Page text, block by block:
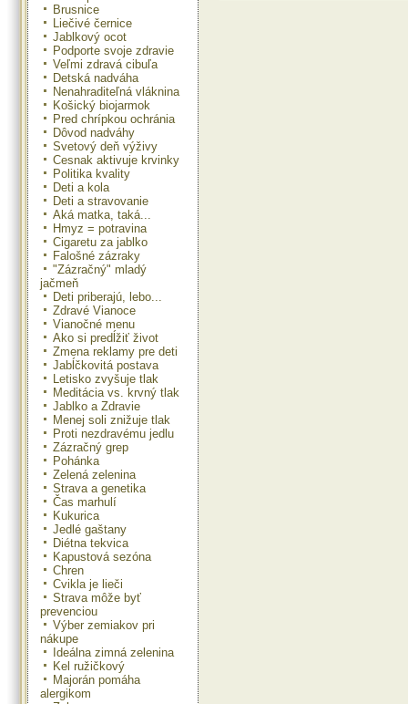
Brusnice
Liečivé černice
Jablkový ocot
Podporte svoje zdravie
Veľmi zdravá cibuľa
Detská nadváha
Nenahraditeľná vláknina
Košický biojarmok
Pred chrípkou ochránia
Dôvod nadváhy
Svetový deň výživy
Cesnak aktivuje krvinky
Politika kvality
Deti a kola
Deti a stravovanie
Aká matka, taká...
Hmyz = potravina
Cigaretu za jablko
Falošné zázraky
"Zázračný" mladý
jačmeň
Deti priberajú, lebo...
Zdravé Vianoce
Vianočné menu
Ako si predĺžiť život
Zmena reklamy pre deti
Jabĺčkovitá postava
Letisko zvyšuje tlak
Meditácia vs. krvný tlak
Jablko a Zdravie
Menej soli znižuje tlak
Proti nezdravému jedlu
Zázračný grep
Pohánka
Zelená zelenina
Strava a genetika
Čas marhulí
Kukurica
Jedlé gaštany
Diétna tekvica
Kapustová sezóna
Chren
Cvikla je lieči
Strava môže byť
prevenciou
Výber zemiakov pri
nákupe
Ideálna zimná zelenina
Kel ružičkový
Majorán pomáha
alergikom